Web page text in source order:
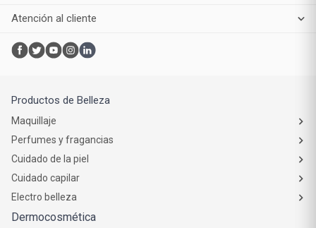
Atención al cliente
Productos de Belleza
Maquillaje
Perfumes y fragancias
Cuidado de la piel
Cuidado capilar
Electro belleza
Dermocosmética